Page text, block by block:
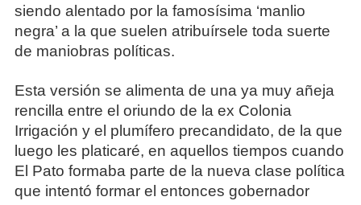
siendo alentado por la famosísima ‘manlio
negra’ a la que suelen atribuírsele toda suerte
de maniobras políticas.
Esta versión se alimenta de una ya muy añeja
rencilla entre el oriundo de la ex Colonia
Irrigación y el plumífero precandidato, de la que
luego les platicaré, en aquellos tiempos cuando
El Pato formaba parte de la nueva clase política
que intentó formar el entonces gobernador